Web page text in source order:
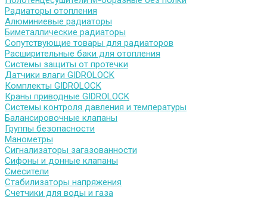
Радиаторы отопления
Алюминиевые радиаторы
Биметаллические радиаторы
Сопутствующие товары для радиаторов
Расширительные баки для отопления
Системы защиты от протечки
Датчики влаги GIDROLOCK
Комплекты GIDROLOCK
Краны приводные GIDROLOCK
Системы контроля давления и температуры
Балансировочные клапаны
Группы безопасности
Манометры
Сигнализаторы загазованности
Сифоны и донные клапаны
Смесители
Стабилизаторы напряжения
Счетчики для воды и газа